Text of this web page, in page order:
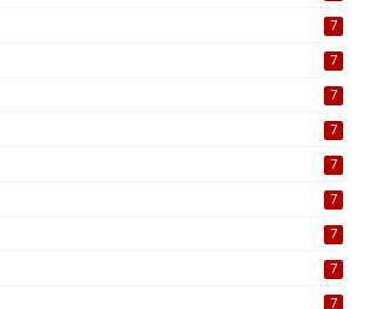
7
7
7
7
7
7
7
7
7